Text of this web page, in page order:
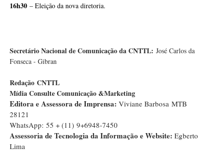
16h30 – Eleição da nova diretoria.
Secretário Nacional de Comunicação da CNTTL: José Carlos da
Fonseca - Gibran
Redação CNTTL
Mídia Consulte Comunicação &Marketing
Editora e Assessora de Imprensa: Viviane Barbosa MTB
28121
WhatsApp: 55 + (11) 9+6948-7450
Assessoria de Tecnologia da Informação e Website: Egberto
Lima